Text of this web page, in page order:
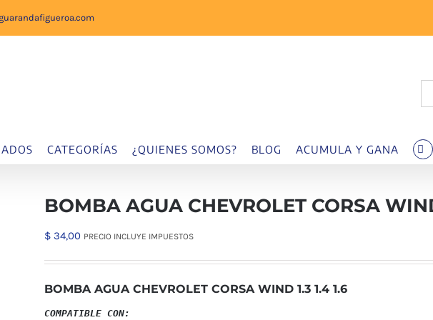
CATEGORÍAS ¿QUIENES SOMOS? BLOG ACUMULA Y GANA
BOMBA AGUA CHEVROLET CORSA
$ 34,00 PRECIO INCLUYE IMPUESTOS
BOMBA AGUA CHEVROLET CORSA WIND 1.3 1.4 1.6
COMPATIBLE CON: